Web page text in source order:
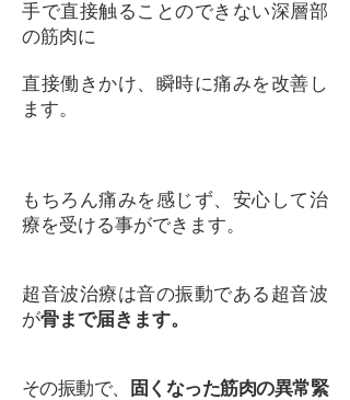
手で直接触ることのできない深層部
の筋肉に
直接働きかけ、瞬時に痛みを改善し
ます。
もちろん痛みを感じず、安心して治
療を受ける事ができます。
超音波治療は音の振動である超音波
が骨まで届きます。
その振動で、
固くなった筋肉の異常緊